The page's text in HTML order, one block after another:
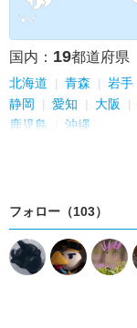
国内： 19都道府県
北海道 青森 岩手
静岡
愛知 大阪
鹿児島
沖縄
フォロー（103）